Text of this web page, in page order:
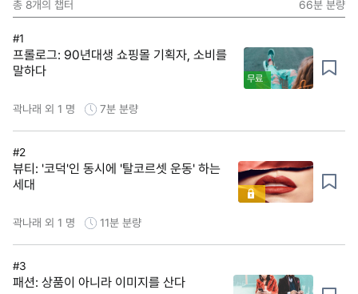
총 8개의 챕터 66분 분량
#1
프롤로그: 90년대생 쇼핑몰 기획자, 소비를
말하다
무료
곽나래 외 1 명 7분 분량
#2
뷰티: '코덕'인 동시에 '탈코르셋 운동' 하는
세대
곽나래 외 1 명 11분 분량
#3
패션: 상품이 아니라 이미지를 산다